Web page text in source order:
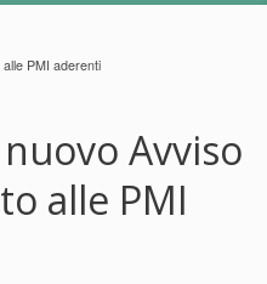
PMI aderenti
Avviso
alle PMI